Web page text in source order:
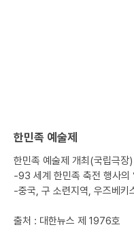
한민족 예술제
한민족 예술제 개최(국립극장)
-93 세계 한민족 축전 행사의
-중국, 구 소련지역, 우즈베키
출처 : 대한뉴스 제 1976호